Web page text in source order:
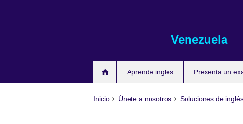
Venezuela
Aprende inglés Presenta un
Inicio Únete a nosotros Soluciones de